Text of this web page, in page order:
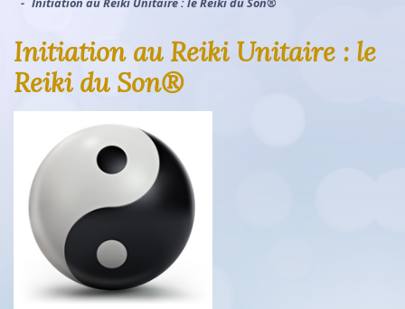
Initiation au Reiki Unitaire : le
Reiki du Son®